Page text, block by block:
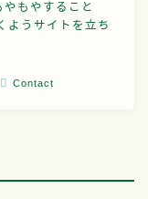
もやすること
ようサイトを立ち
Contact